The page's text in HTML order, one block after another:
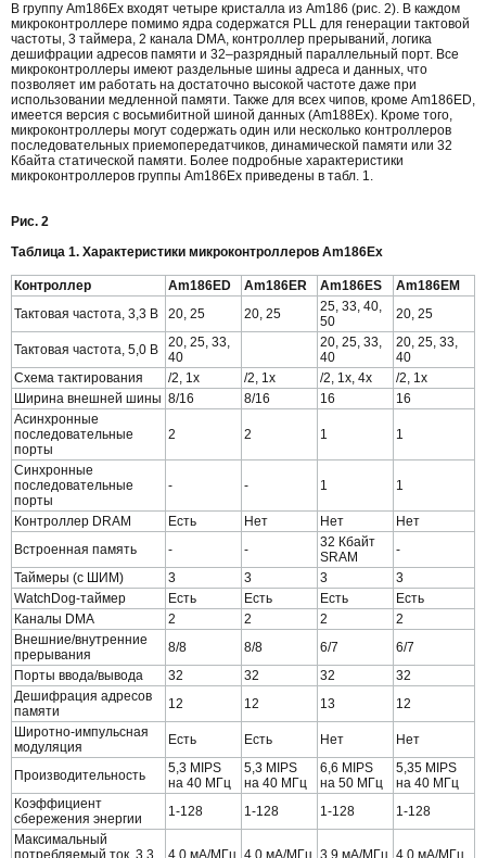
В группу Am186Ex входят четыре кристалла из Am186 (рис. 2). В каждом
микроконтроллере помимо ядра содержатся PLL для генерации тактовой
частоты, 3 таймера, 2 канала DMA, контроллер прерываний, логика
дешифрации адресов памяти и 32–разрядный параллельный порт. Все
микроконтроллеры имеют раздельные шины адреса и данных, что
позволяет им работать на достаточно высокой частоте даже при
использовании медленной памяти. Также для всех чипов, кроме Am186ED,
имеется версия с восьмибитной шиной данных (Am188Ex). Кроме того,
микроконтроллеры могут содержать один или несколько контроллеров
последовательных приемопередатчиков, динамической памяти или 32
Кбайта статической памяти. Более подробные характеристики
микроконтроллеров группы Am186Ex приведены в табл. 1.
Рис. 2
Таблица 1. Характеристики микроконтроллеров Am186Ex
Контроллер Am186ED Am186ER Am186ES
Am186EM
Тактовая частота, 3,3 В
20, 25 20, 25
25, 33, 40,
50
20, 25
Тактовая частота, 5,0 В
20, 25, 33,
40
20, 25, 33,
40
20, 25, 33,
40
Схема тактирования
/2, 1х /2, 1х /2, 1х, 4х
/2, 1х
Ширина внешней шины 8/16 8/16 16
16
Асинхронные
последовательные
порты
2 2 1 1
Синхронные
последовательные
порты
- - 1 1
Контроллер DRAM Есть Нет Нет
Нет
Встроенная память
- -
32 Кбайт
SRAМ
-
Таймеры (с ШИМ)
3 3 3
3
WatchDog-таймер
Есть Есть Есть
Есть
Каналы DMA
2 2 2
2
Внешние/внутренние
прерывания
8/8 8/8 6/7
6/7
Порты ввода/вывода
32 32 32
32
Дешифрация адресов
памяти
12 12 13
12
Широтно-импульсная
модуляция
Есть Есть Нет Нет
Производительность
5,3 MIPS
на 40 МГц
5,3 MIPS
на 40 МГц
6,6 MIPS
на 50 МГц
5,35 MIPS
на 40 МГц
Коэффициент
сбережения энергии
1-128 1-128 1-128
1-128
Максимальный